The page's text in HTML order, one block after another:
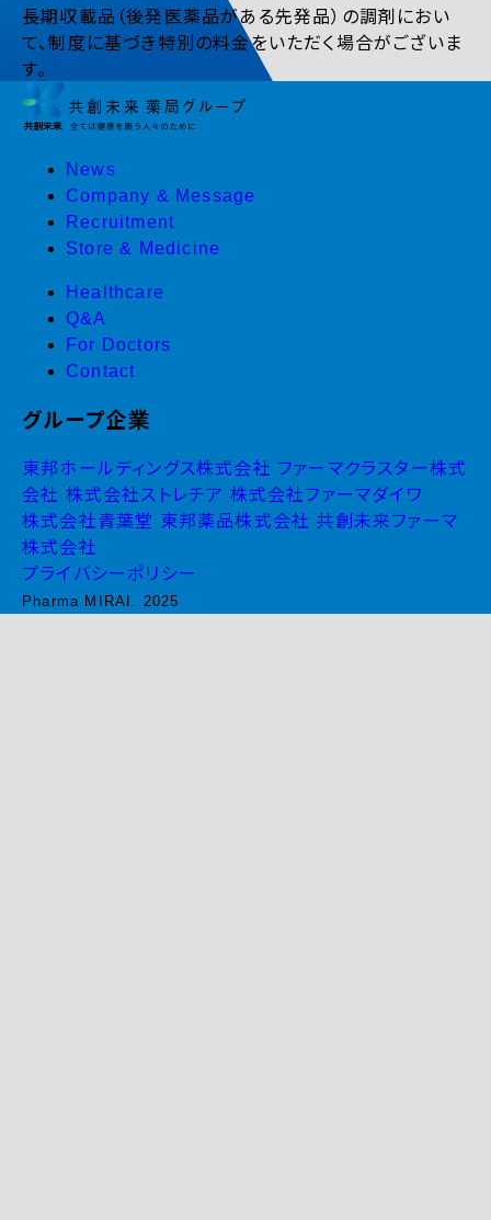
長期収載品（後発医薬品がある先発品）の調剤におい
て、制度に基づき特別の料金をいただく場合がございま
す。
News
Company & Message
Recruitment
Store & Medicine
Healthcare
Q&A
For Doctors
Contact
グループ企業
東邦ホールディングス株式会社 ファーマクラスター株式
会社 株式会社ストレチア 株式会社ファーマダイワ
株式会社青葉堂 東邦薬品株式会社 共創未来ファーマ
株式会社
プライバシーポリシー
Pharma MIRAI. 2025